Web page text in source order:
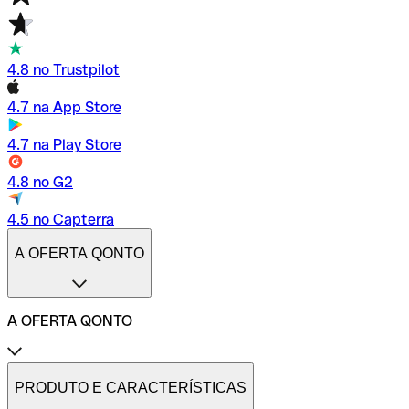
4.8 no Trustpilot
4.7 na App Store
4.7 na Play Store
4.8 no G2
4.5 no Capterra
A OFERTA QONTO
A OFERTA QONTO
Tarifas
Conta profissional online
PRODUTO E CARACTERÍSTICAS